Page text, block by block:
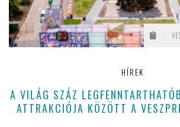
HÍREK
A VILÁG SZÁZ
ATTRAKCIÓJA KÖZÖTT A